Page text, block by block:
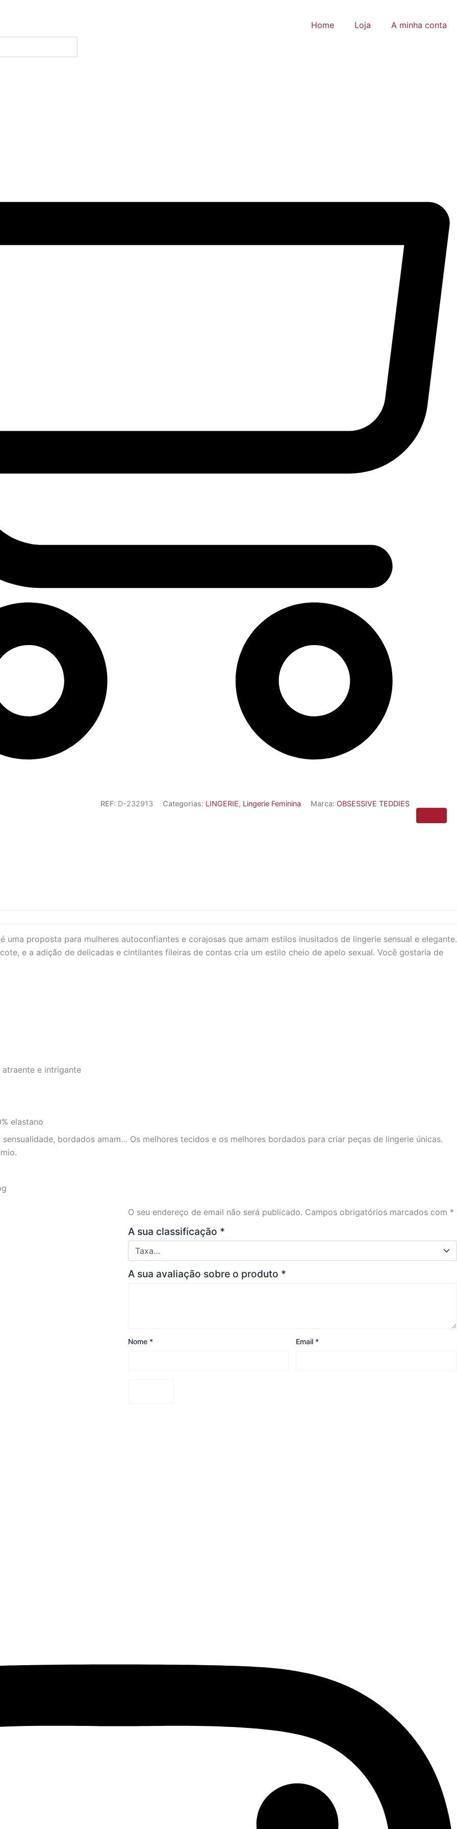
Home Loja A minha conta
REF: D-232913 Categorias: LINGERIE, Lingerie Feminina Marca:OBSESSIVE TEDDIES
uma proposta para mulheres autoconfiantes e corajosas que amam estilos inusitados de lingerie sensual e elegante.
e a adição de delicadas e cintilantes fileiras de contas cria um estilo cheio de apelo sexual. Você gostaria de
e intrigante
elastano
bordados amam… Os melhores tecidos e os melhores bordados para criar peças de lingerie únicas.
O seu endereço de email não será publicado. Campos obrigatórios marcados com *
A sua classificação *
A sua avaliação sobre o produto *
Nome * Email *